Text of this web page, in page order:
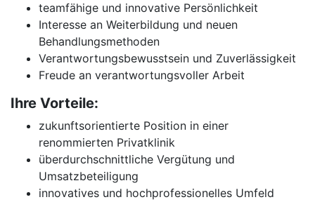
teamfähige und innovative Persönlichkeit
Interesse an Weiterbildung und neuen
Behandlungsmethoden
Verantwortungsbewusstsein und Zuverlässigkeit
Freude an verantwortungsvoller Arbeit
Ihre Vorteile:
zukunftsorientierte Position in einer
renommierten Privatklinik
überdurchschnittliche Vergütung und
Umsatzbeteiligung
innovatives und hochprofessionelles Umfeld